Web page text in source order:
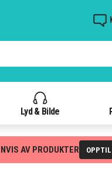
Lyd & Bilde
AV PRODUKTER OPPTIL